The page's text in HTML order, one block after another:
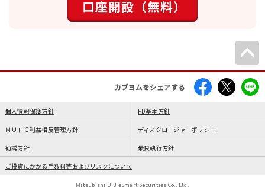
口座開設（無料）
カブヨムをシェアする
個人情報保護方針 FD基本方針
ＭＵＦＧ利益相反管理方針 ディスクロージャーポリシー
勧誘方針 最良執行方針
ご投資にかかる手数料等およびリスクについて
Mitsubishi UFJ eSmart Securities Co., Ltd.